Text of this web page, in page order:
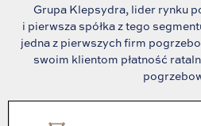
Grupa Klepsydra, lider rynku
i pierwsza spółka z tego
jedna z pierwszych firm
swoim klientom płatność